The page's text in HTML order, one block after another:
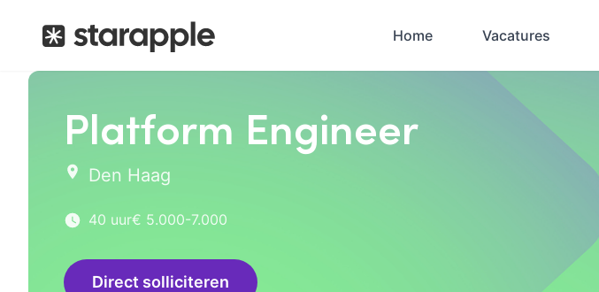
Home Vacatures
Platform Engineer
Den Haag
40 uur€ 5.000-7.000
Direct solliciteren